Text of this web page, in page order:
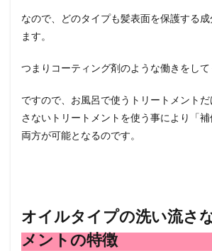
トメ
ント
の特
まと
め
なので、どのタイプも髪表面を保護する
ます。
つまりコーティング剤のような働きをして
ですので、お風呂で使うトリートメント
さないトリートメントを使う事により「
両方が可能となるのです。
オイルタイプの洗い流さ
メントの特徴